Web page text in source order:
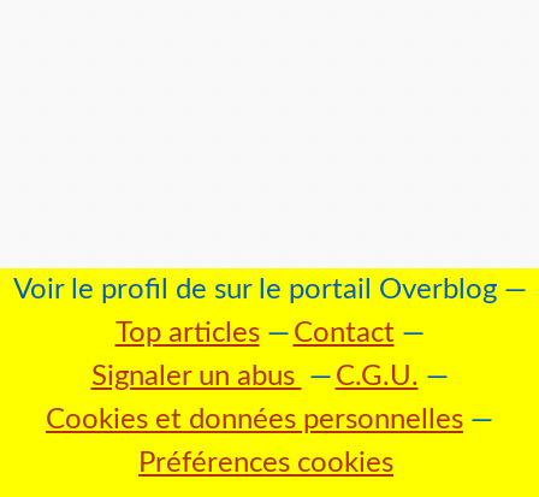
Voir le profil de sur le portail Overblog
Top articles
Contact
Signaler un abus
C.G.U.
Cookies et données personnelles
Préférences cookies